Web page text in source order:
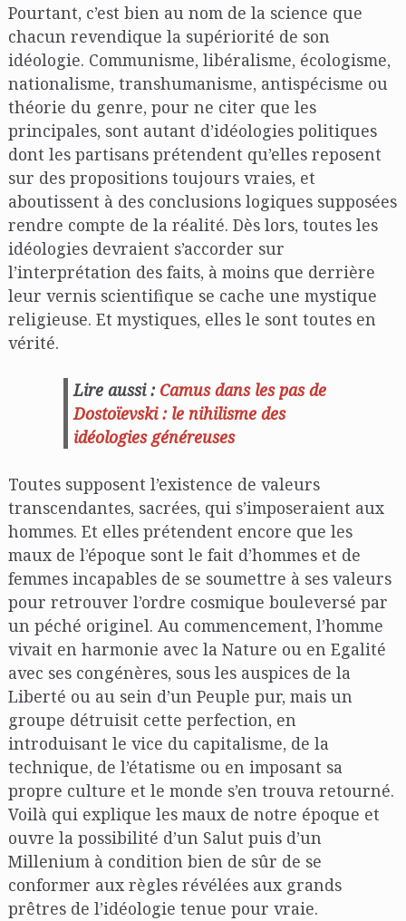
Pourtant, c’est bien au nom de la science que
chacun revendique la supériorité de son
idéologie. Communisme, libéralisme, écologisme,
nationalisme, transhumanisme, antispécisme ou
théorie du genre, pour ne citer que les
principales, sont autant d’idéologies politiques
dont les partisans prétendent qu’elles reposent
sur des propositions toujours vraies, et
aboutissent à des conclusions logiques supposées
rendre compte de la réalité. Dès lors, toutes les
idéologies devraient s’accorder sur
l’interprétation des faits, à moins que derrière
leur vernis scientifique se cache une mystique
religieuse. Et mystiques, elles le sont toutes en
vérité.
Lire aussi : Camus dans les pas de
Dostoïevski : le nihilisme des
idéologies généreuses
Toutes supposent l’existence de valeurs
transcendantes, sacrées, qui s’imposeraient aux
hommes. Et elles prétendent encore que les
maux de l’époque sont le fait d’hommes et de
femmes incapables de se soumettre à ses valeurs
pour retrouver l’ordre cosmique bouleversé par
un péché originel. Au commencement, l’homme
vivait en harmonie avec la Nature ou en Egalité
avec ses congénères, sous les auspices de la
Liberté ou au sein d’un Peuple pur, mais un
groupe détruisit cette perfection, en
introduisant le vice du capitalisme, de la
technique, de l’étatisme ou en imposant sa
propre culture et le monde s’en trouva retourné.
Voilà qui explique les maux de notre époque et
ouvre la possibilité d’un Salut puis d’un
Millenium à condition bien de sûr de se
conformer aux règles révélées aux grands
prêtres de l’idéologie tenue pour vraie.